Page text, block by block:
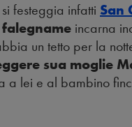
si festeggia infatti San
incarna
un tetto per la
sua moglie
a lei e al bambino